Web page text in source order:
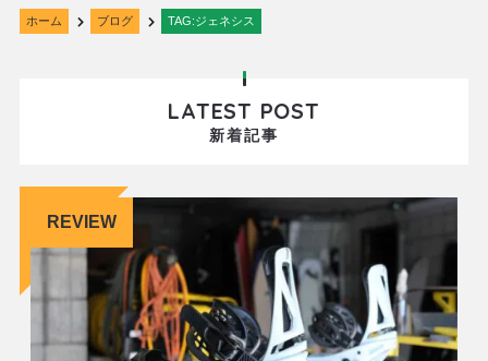
ホーム ブログ TAG:ジェネシス
LATEST POST
新着記事
REVIEW